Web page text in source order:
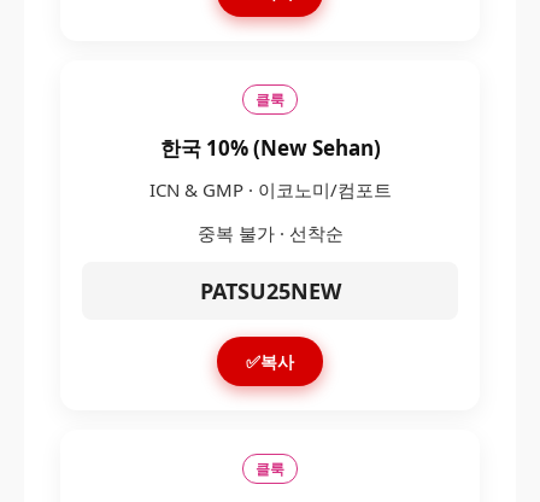
클룩
한국 10% (New Sehan)
ICN & GMP · 이코노미/컴포트
중복 불가 · 선착순
PATSU25NEW
✅복사
클룩